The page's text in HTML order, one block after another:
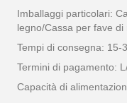
Imballaggi particolari:
legno/Cassa per fave di
Tempi di consegna: 15-
Termini di pagamento:
Capacità di